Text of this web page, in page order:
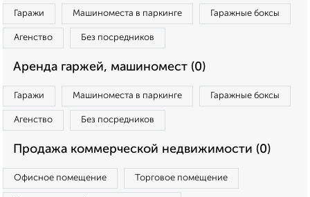
Гаражи Машиноместа в паркинге Гаражные боксы
Агенство Без посредников
Аренда гаржей, машиномест (0)
Гаражи Машиноместа в паркинге Гаражные боксы
Агенство Без посредников
Продажа коммерческой недвижимости (0)
Офисное помещение Торговое помещение